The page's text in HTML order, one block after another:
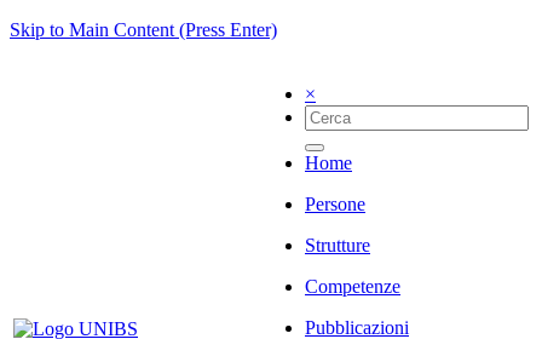
Skip to Main Content (Press Enter)
×
Home
Persone
Strutture
Competenze
Pubblicazioni